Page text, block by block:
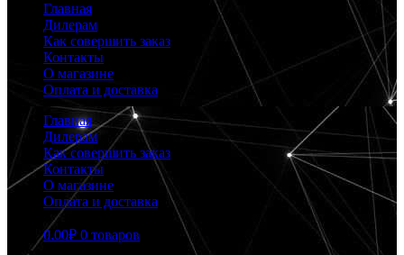
Главная
Дилерам
Как совершить заказ
Контакты
О магазине
Оплата и доставка
Главная
Дилерам
Как совершить заказ
Контакты
О магазине
Оплата и доставка
0.00₽ 0 товаров